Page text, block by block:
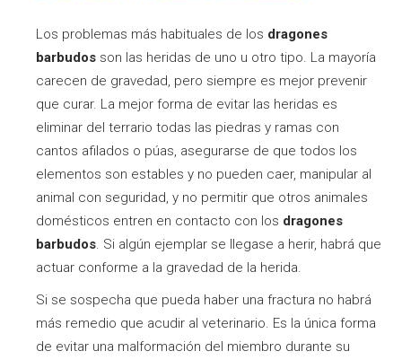
Los problemas más habituales de los dragones
barbudos son las heridas de uno u otro tipo. La mayoría
carecen de gravedad, pero siempre es mejor prevenir
que curar. La mejor forma de evitar las heridas es
eliminar del terrario todas las piedras y ramas con
cantos afilados o púas, asegurarse de que todos los
elementos son estables y no pueden caer, manipular al
animal con seguridad, y no permitir que otros animales
domésticos entren en contacto con los dragones
barbudos. Si algún ejemplar se llegase a herir, habrá que
actuar conforme a la gravedad de la herida.
Si se sospecha que pueda haber una fractura no habrá
más remedio que acudir al veterinario. Es la única forma
de evitar una malformación del miembro durante su